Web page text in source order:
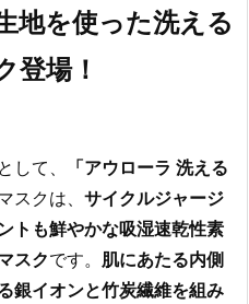
地を使った洗える
登場！
して、
「アウローラ 洗える
スクは、 サイクルジャージ
トも鮮やかな吸湿速乾性素
スクです。 肌にあたる内側
銀イオンと竹炭繊維を組み